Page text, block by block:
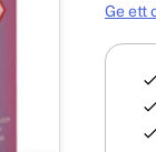
Ge ett